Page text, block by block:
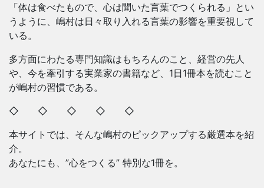
「体は食べたもので、心は聞いた言葉でつくられる」とい
うように、嶋村は日々取り入れる言葉の影響を重要視して
いる。
多方面にわたる専門知識はもちろんのこと、経営の先人
や、今を牽引する実業家の書籍など、1日1冊本を読むこと
が嶋村の習慣である。
◇ ◇ ◇ ◇ ◇
本サイトでは、そんな嶋村のピックアップする厳選本を紹
介。
あなたにも、”心をつくる” 特別な1冊を。